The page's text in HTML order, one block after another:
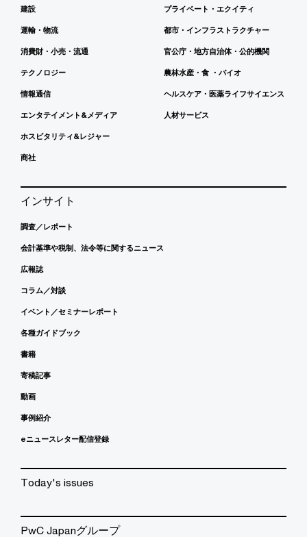
建設
運輸・物流
消費財・小売・流通
テクノロジー
情報通信
エンタテイメント&メディア
ホスピタリティ&レジャー
商社
プライベート・エクイティ
都市・インフラストラクチャー
官公庁・地方自治体・公的機関
農林水産・食 ・バイオ
ヘルスケア・医薬ライフサイエンス
人材サービス
インサイト
調査／レポート
会計基準や税制、法令等に関するニュース
広報誌
コラム／対談
イベント／セミナーレポート
各種ガイドブック
書籍
寄稿記事
動画
事例紹介
eニュースレター配信登録
Today's issues
PwC Japanグループ